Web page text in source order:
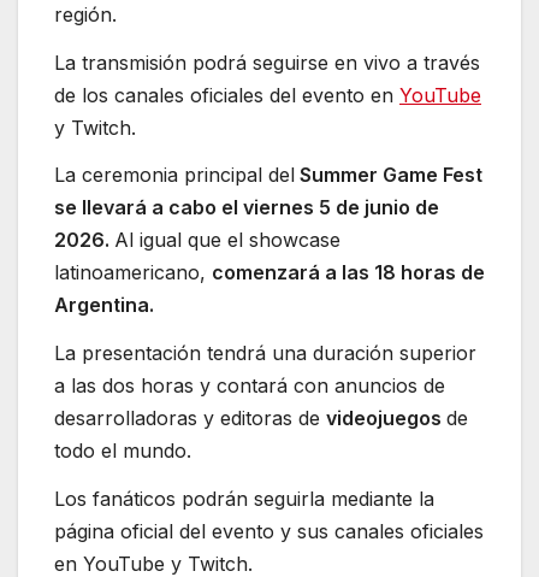
región.
La transmisión podrá seguirse en vivo a través
de los canales oficiales del evento en YouTube
y Twitch.
La ceremonia principal del Summer Game Fest
se llevará a cabo el viernes 5 de junio de
2026. Al igual que el showcase
latinoamericano, comenzará a las 18 horas de
Argentina.
La presentación tendrá una duración superior
a las dos horas y contará con anuncios de
desarrolladoras y editoras de videojuegos de
todo el mundo.
Los fanáticos podrán seguirla mediante la
página oficial del evento y sus canales oficiales
en YouTube y Twitch.